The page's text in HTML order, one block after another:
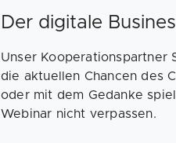
Der digitale
Unser Kooperationspartner
die aktuellen Chancen des
oder mit dem Gedanke
Webinar nicht verpassen.